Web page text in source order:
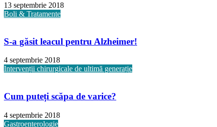
13 septembrie 2018
Boli & Tratamente
S-a găsit leacul pentru Alzheimer!
4 septembrie 2018
Intervenții chirurgicale de ultimă generație
Cum puteți scăpa de varice?
4 septembrie 2018
Gastroenterologie